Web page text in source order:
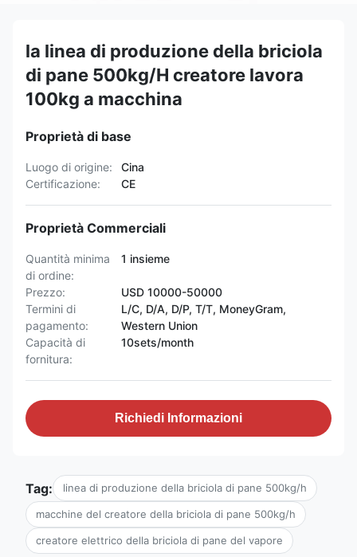
la linea di produzione della briciola
di pane 500kg/H creatore lavora
100kg a macchina
Proprietà di base
Luogo di origine:
Cina
Certificazione:
CE
Proprietà Commerciali
Quantità minima
di ordine:
1 insieme
Prezzo:
USD 10000-50000
Termini di
pagamento:
L/C, D/A, D/P, T/T, MoneyGram,
Western Union
Capacità di
fornitura:
10sets/month
Richiedi Informazioni
Tag: linea di produzione della briciola di pane 500kg/h
macchine del creatore della briciola di pane 500kg/h
creatore elettrico della briciola di pane del vapore